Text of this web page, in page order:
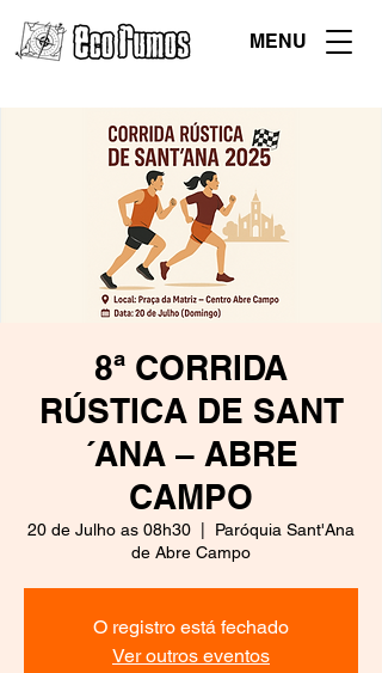
MENU
8ª CORRIDA
RÚSTICA DE SANT
´ANA – ABRE
CAMPO
20 de Julho as 08h30
Paróquia Sant'Ana
de Abre Campo
O registro está fechado
Ver outros eventos